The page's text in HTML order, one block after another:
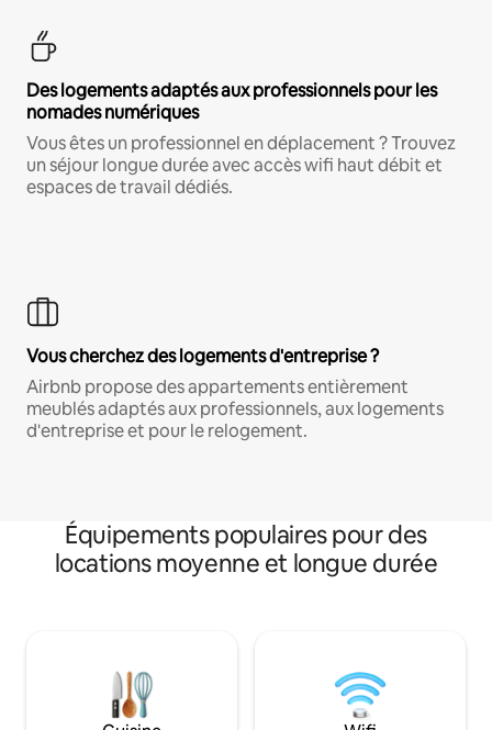
Des logements adaptés aux professionnels pour les
nomades numériques
Vous êtes un professionnel en déplacement ? Trouvez
un séjour longue durée avec accès wifi haut débit et
espaces de travail dédiés.
Vous cherchez des logements d'entreprise ?
Airbnb propose des appartements entièrement
meublés adaptés aux professionnels, aux logements
d'entreprise et pour le relogement.
Équipements populaires pour des
locations moyenne et longue durée